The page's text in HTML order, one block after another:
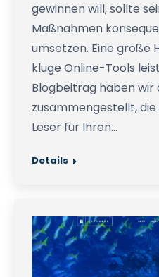
gewinnen will, sollte
Maßnahmen
umsetzen. Eine große
kluge Online-Tools
Blogbeitrag haben wir
zusammengestellt,
Leser für Ihren…
Details